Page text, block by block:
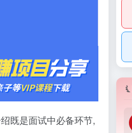
既是面试中必备环节,